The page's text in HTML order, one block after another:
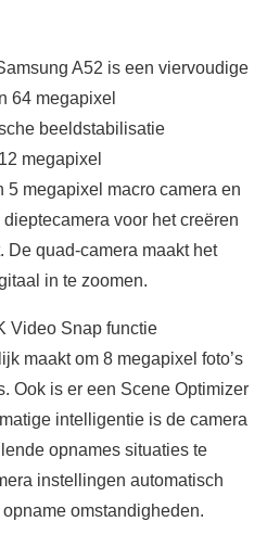
A52 is een viervoudige
64 megapixel
beeldstabilisatie
megapixel
5 megapixel macro camera en
voor het creëren
De quad-camera maakt het
in te zoomen.
Video Snap functie
maakt om 8 megapixel foto’s
Ook is er een Scene Optimizer
intelligentie is de camera
opnames situaties te
instellingen automatisch
omstandigheden.